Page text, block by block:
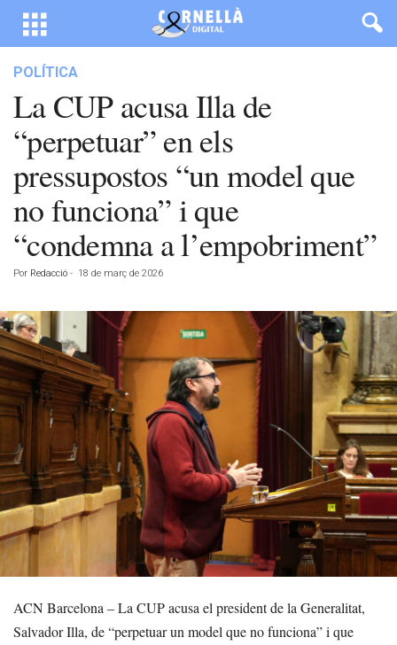
POLÍTICA
La CUP acusa Illa de
“perpetuar” en els
pressupostos “un model que
no funciona” i que
“condemna a l’empobriment”
Por Redacció - 18 de març de 2026
ACN Barcelona – La CUP acusa el president de la Generalitat,
Salvador Illa, de “perpetuar un model que no funciona” i que